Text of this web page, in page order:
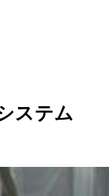
ステム